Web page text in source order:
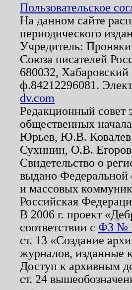
Пользовательское
На данном сайте
периодического
Учредитель:
Союза писателей
680032,
ф.84212296081.
dv.com
Редакционный совет
общественных
Юрьев, Ю.В.
Сухинин, О.В.
Свидетельство о
выдано Федеральной
и массовых
Российская
В 2006 г. проект
соответствии с ФЗ №
ст. 13 «Создание
журналов, изданные
Доступ к архивным
ст. 24